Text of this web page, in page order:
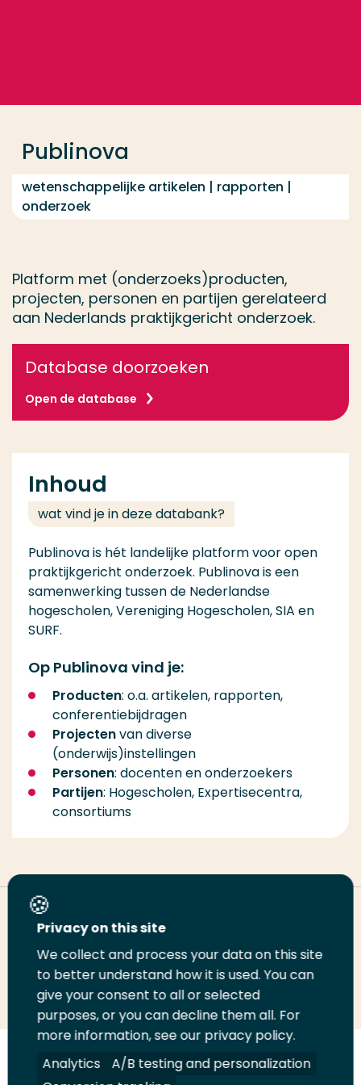
Publinova
wetenschappelijke artikelen | rapporten |
onderzoek
Platform met (onderzoeks)producten,
projecten, personen en partijen gerelateerd
aan Nederlands praktijkgericht onderzoek.
Database doorzoeken
Open de database
Inhoud
wat vind je in deze databank?
Publinova is hét landelijke platform voor open
praktijkgericht onderzoek. Publinova is een
samenwerking tussen de Nederlandse
hogescholen, Vereniging Hogescholen, SIA en
SURF.
Op Publinova vind je:
Producten: o.a. artikelen, rapporten,
conferentiebijdragen
Projectenvan diverse
(onderwijs)instellingen
Personen: docenten en onderzoekers
Partijen: Hogescholen, Expertisecentra,
consortiums
Deel deze pagina
Deel
LinkedIn
Deel
op
Twitter
Deel
op
Facebook
Email
deze
pagina
Print
deze
pagina
VolgVolgVolgVolg
Opleiding
Contact
Privacy on this site
We collect and process your data on this site
to better understand how it is used. You can
give your consent to all or selected
purposes, or you can decline them all. For
more information, see our privacy policy.
Analytics
A/B testing and personalization